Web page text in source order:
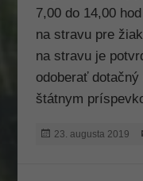
7,00 do 14,00
na stravu pre
na stravu je
odoberať
štátnym
Publikované
23. augusta 2019